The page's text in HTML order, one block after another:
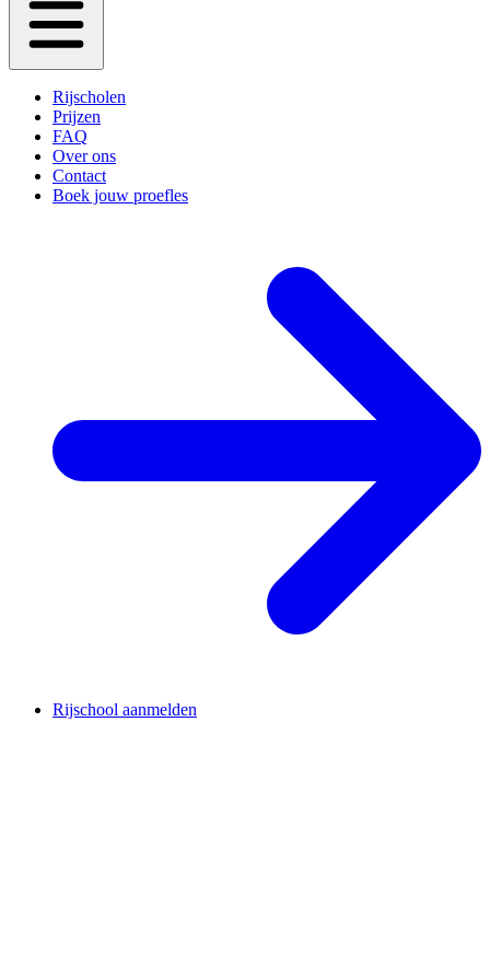
Rijscholen
Prijzen
FAQ
Over ons
Contact
Boek jouw proefles
Rijschool aanmelden